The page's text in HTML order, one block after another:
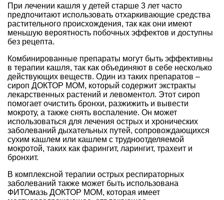
При лечении кашля у детей старше 3 лет часто
предпочитают использовать отхаркивающие средства
растительного происхождения, так как они имеют
меньшую вероятность побочных эффектов и доступны
без рецепта.
Комбинированные препараты могут быть эффективны
в терапии кашля, так как объединяют в себе несколько
действующих веществ. Один из таких препаратов –
сироп ДОКТОР МОМ, который содержит экстракты
лекарственных растений и левоментол. Этот сироп
помогает очистить бронхи, разжижить и вывести
мокроту, а также снять воспаление. Он может
использоваться для лечения острых и хронических
заболеваний дыхательных путей, сопровождающихся
сухим кашлем или кашлем с трудноотделяемой
мокротой, таких как фарингит, ларингит, трахеит и
бронхит.
В комплексной терапии острых респираторных
заболеваний также может быть использована
ФИТОмазь ДОКТОР МОМ, которая имеет